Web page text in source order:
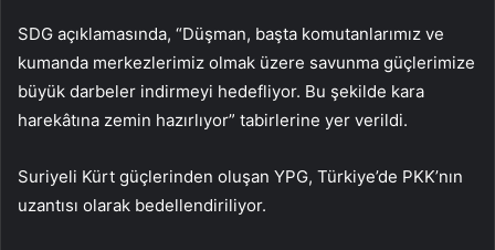
SDG açıklamasında, “Düşman, başta komutanlarımız ve
kumanda merkezlerimiz olmak üzere savunma güçlerimize
büyük darbeler indirmeyi hedefliyor. Bu şekilde kara
harekâtına zemin hazırlıyor” tabirlerine yer verildi.
Suriyeli Kürt güçlerinden oluşan YPG, Türkiye’de PKK’nın
uzantısı olarak bedellendiriliyor.